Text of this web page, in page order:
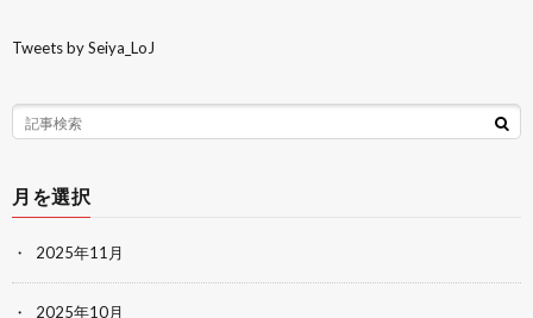
Tweets by Seiya_LoJ
月を選択
2025年11月
2025年10月